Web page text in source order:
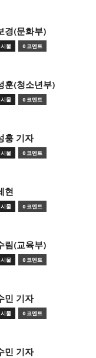
경(문화부)
물 0 코멘트
훈(청소년부)
물 0 코멘트
훙 기자
물 0 코멘트
현
물 0 코멘트
림(교육부)
물 0 코멘트
민 기자
물 0 코멘트
민 기자